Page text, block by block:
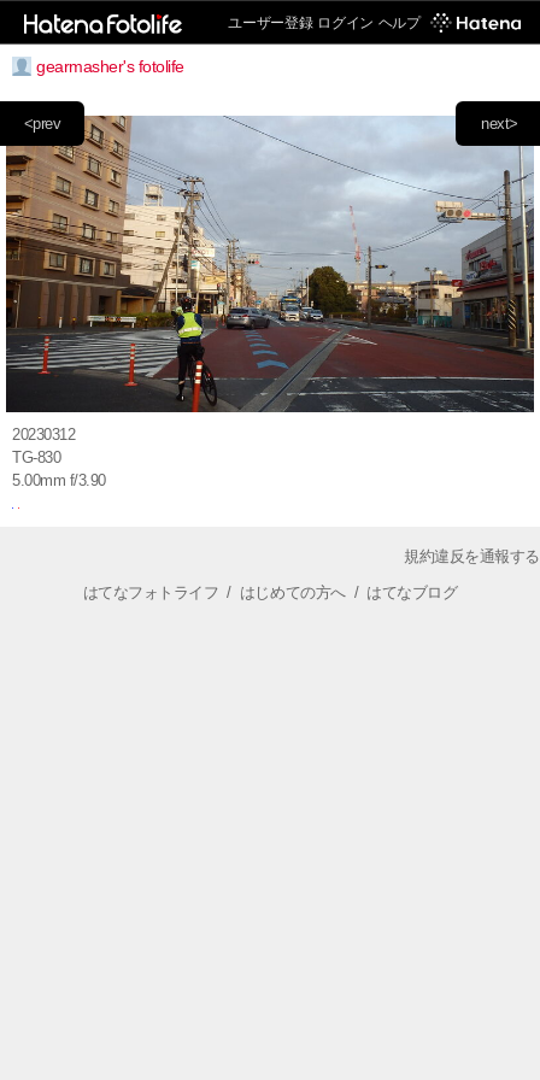
ユーザー登録 ログイン ヘルプ
gearmasher's fotolife
next>
<prev
20230312
TG-830
5.00mm f/3.90
規約違反を通報する
はてなフォトライフ / はじめての方へ/ はてなブログ